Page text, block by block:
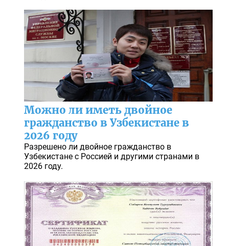
Можно ли иметь двойное
гражданство в Узбекистане в
2026 году
Разрешено ли двойное гражданство в
Узбекистане с Россией и другими странами в
2026 году.